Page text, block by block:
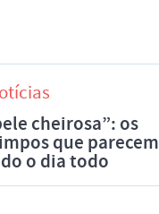
cheirosa”: os
que parecem
o dia todo